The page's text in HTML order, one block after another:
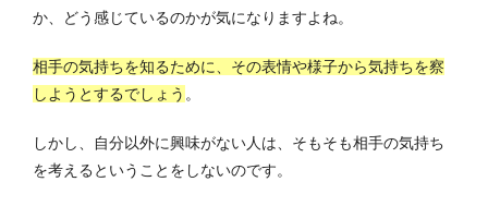
か、どう感じているのかが気になりますよね。
相手の気持ちを知るために、その表情や様子から気持ちを察
しようとするでしょう 。
しかし、自分以外に興味がない人は、そもそも相手の気持ち
を考えるということをしないのです。